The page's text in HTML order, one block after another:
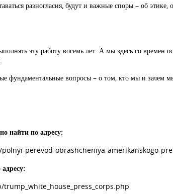
разногласия, будут и важные споры – об
эту работу восемь лет. А мы здесь со времен
фундаментальные вопросы – о том, кто мы и зачем
найти по адресу:
perevod-obrashcheniya-amerikanskogo-